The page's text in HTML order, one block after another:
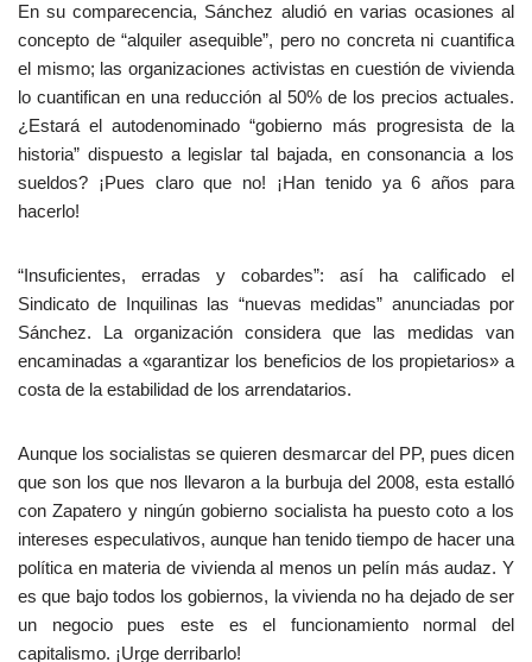
En su comparecencia, Sánchez aludió en varias ocasiones al
concepto de “alquiler asequible”, pero no concreta ni cuantifica
el mismo; las organizaciones activistas en cuestión de vivienda
lo cuantifican en una reducción al 50% de los precios actuales.
¿Estará el autodenominado “gobierno más progresista de la
historia” dispuesto a legislar tal bajada, en consonancia a los
sueldos? ¡Pues claro que no! ¡Han tenido ya 6 años para
hacerlo!
“Insuficientes, erradas y cobardes”: así ha calificado el
Sindicato de Inquilinas las “nuevas medidas” anunciadas por
Sánchez. La organización considera que las medidas van
encaminadas a «garantizar los beneficios de los propietarios» a
costa de la estabilidad de los arrendatarios.
Aunque los socialistas se quieren desmarcar del PP, pues dicen
que son los que nos llevaron a la burbuja del 2008, esta estalló
con Zapatero y ningún gobierno socialista ha puesto coto a los
intereses especulativos, aunque han tenido tiempo de hacer una
política en materia de vivienda al menos un pelín más audaz. Y
es que bajo todos los gobiernos, la vivienda no ha dejado de ser
un negocio pues este es el funcionamiento normal del
capitalismo. ¡Urge derribarlo!